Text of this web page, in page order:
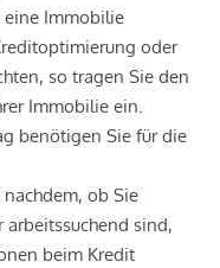
eine Immobilie
oder
so tragen Sie den
Immobilie ein.
benötigen Sie für die
nachdem, ob Sie
sind,
beim Kredit